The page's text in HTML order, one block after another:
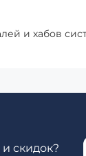
и хабов
скидок?